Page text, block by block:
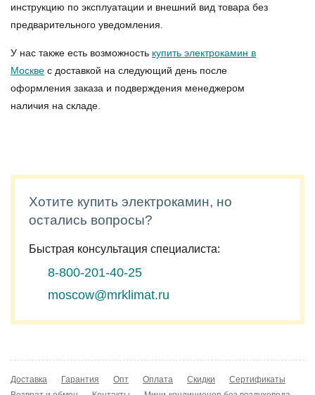
инструкцию по эксплуатации и внешний вид товара без
предварительного уведомления.
У нас также есть возможность купить электрокамин в
Москве с доставкой на следующий день после
оформления заказа и подверждения менеджером
наличия на складе.
Хотите купить электрокамин, но
остались вопросы?
Быстрая консультация специалиста:
8-800-201-40-25
moscow@mrklimat.ru
Доставка Гарантия Опт Оплата Скидки
Сертификаты